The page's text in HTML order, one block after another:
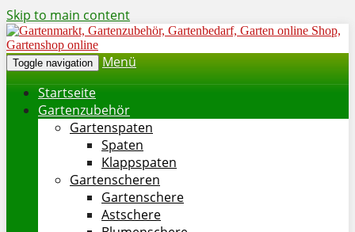
Skip to main content
Toggle navigation
Menü
Startseite
Gartenzubehör
Gartenspaten
Spaten
Klappspaten
Gartenscheren
Gartenschere
Astschere